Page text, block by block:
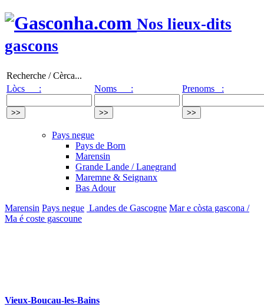
Nos lieux-dits
gascons
Recherche / Cèrca...
Lòcs :
Noms : Prenoms :
Pays negue
Pays de Born
Marensin
Grande Lande / Lanegrand
Maremne & Seignanx
Bas Adour
Marensin Pays negue Landes de Gascogne Mar e còsta gascona /
Ma é coste gascoune
Vieux-Boucau-les-Bains